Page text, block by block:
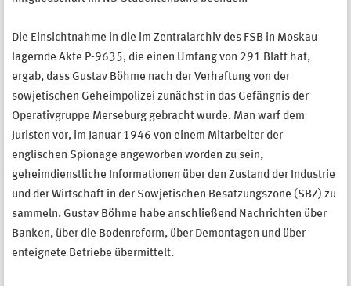
Die Einsichtnahme in die im Zentralarchiv des FSB in Moskau
lagernde Akte P-9635, die einen Umfang von 291 Blatt hat,
ergab, dass Gustav Böhme nach der Verhaftung von der
sowjetischen Geheimpolizei zunächst in das Gefängnis der
Operativgruppe Merseburg gebracht wurde. Man warf dem
Juristen vor, im Januar 1946 von einem Mitarbeiter der
englischen Spionage angeworben worden zu sein,
geheimdienstliche Informationen über den Zustand der Industrie
und der Wirtschaft in der Sowjetischen Besatzungszone (SBZ) zu
sammeln. Gustav Böhme habe anschließend Nachrichten über
Banken, über die Bodenreform, über Demontagen und über
enteignete Betriebe übermittelt.